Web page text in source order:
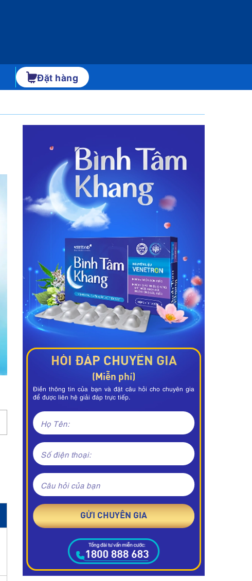
Đặt hàng
HỎI ĐÁP CHUYÊN GIA
(Miễn phí)
Điền thông tin của bạn và đặt câu hỏi cho chuyên gia
để được liên hệ giải đáp trực tiếp.
Họ Tên:
Số điện thoại:
Câu hỏi của bạn